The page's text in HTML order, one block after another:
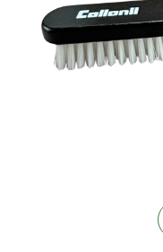
Para la
Limpieza